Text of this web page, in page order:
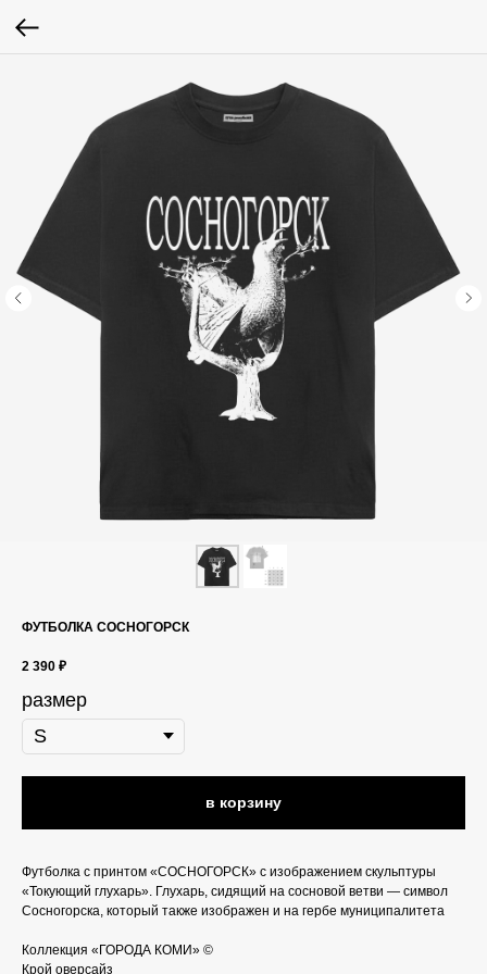
ФУТБОЛКА СОСНОГОРСК
2 390 ₽
размер
в корзину
Футболка с принтом «СОСНОГОРСК» с изображением скульптуры
«Токующий глухарь». Глухарь, сидящий на сосновой ветви — символ
Сосногорска, который также изображен и на гербе муниципалитета
Коллекция «ГОРОДА КОМИ» ©
Крой оверсайз